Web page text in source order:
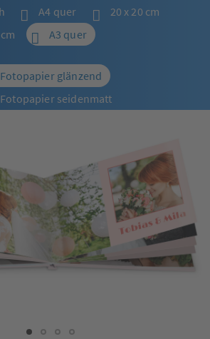
A4 quer
20 x 20 cm
A3 quer
glänzend
seidenmatt